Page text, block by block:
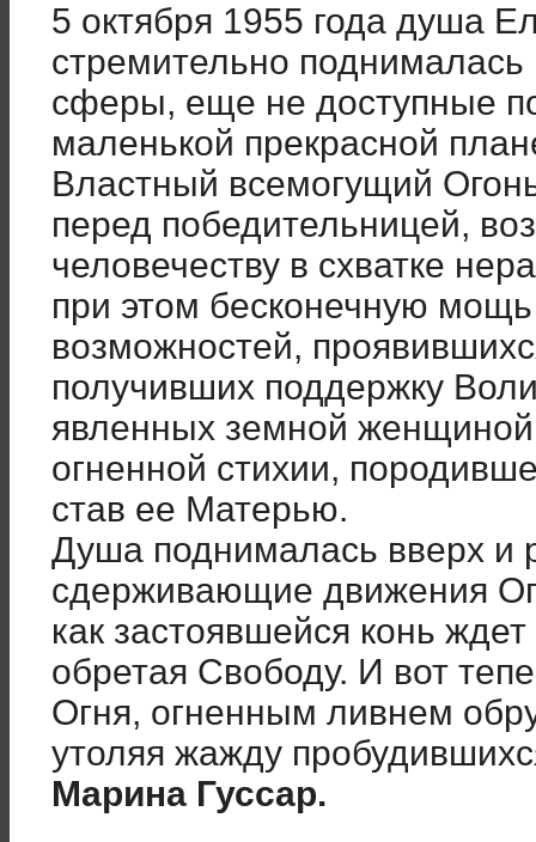
5 октября 1955 года душа
стремительно
сферы, еще не доступные
маленькой прекрасной
Властный всемогущий
перед победительницей,
человечеству в схватке
при этом бесконечную мощь
возможностей,
получивших поддержку
явленных земной
огненной стихии,
став ее Матерью.
Душа поднималась вверх и
сдерживающие движения
как застоявшейся конь
обретая Свободу. И вот
Огня, огненным ливнем
утоляя жажду
Марина Гуссар.